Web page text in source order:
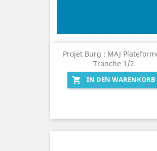
Projet Burg : MAJ
Tranche 1/2

IN DEN WARENKORB